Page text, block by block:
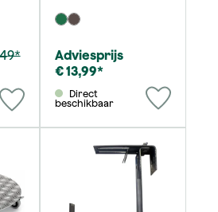
Adviesprijs
€ 13,99*
beschikbaar